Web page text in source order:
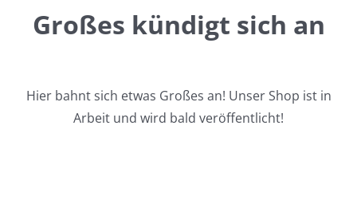
Großes kündigt sich an
Hier bahnt sich etwas Großes an! Unser Shop ist in
Arbeit und wird bald veröffentlicht!